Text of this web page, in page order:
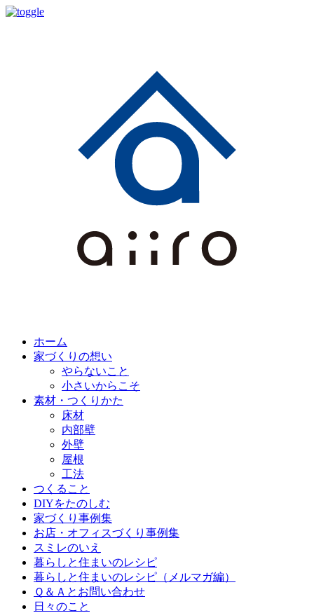
ホーム
家づくりの想い
やらないこと
小さいからこそ
素材・つくりかた
床材
内部壁
外壁
屋根
工法
つくること
DIYをたのしむ
家づくり事例集
お店・オフィスづくり事例集
スミレのいえ
暮らしと住まいのレシピ
暮らしと住まいのレシピ（メルマガ編）
Ｑ＆Ａとお問い合わせ
日々のこと